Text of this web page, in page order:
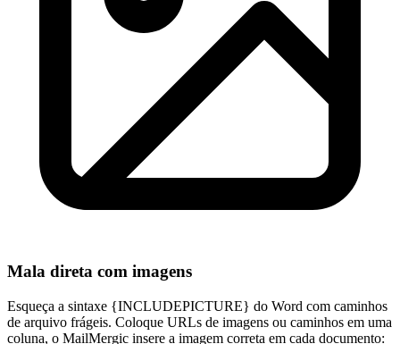
Mala direta com imagens
Esqueça a sintaxe {INCLUDEPICTURE} do Word com caminhos
de arquivo frágeis. Coloque URLs de imagens ou caminhos em uma
coluna, o MailMergic insere a imagem correta em cada documento: